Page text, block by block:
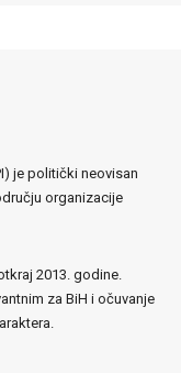
je politički neovisan
organizacije
2013. godine.
za BiH i očuvanje